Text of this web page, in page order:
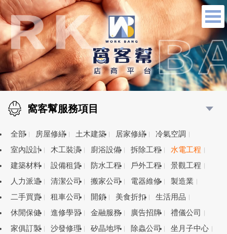
窩客幫服務項目
全部 房屋修繕 土木建築 居家修繕
冷氣空調
室內設計
木工裝潢 廚浴設備 拆除工程
水電工程
建築材料
設備租賃 防水工程 戶外工程
景觀工程
人力派遣
清潔公司 搬家公司 電器維修
製造業
二手買賣
租車公司 開鎖 美食折扣
生活用品
休閒保健
進修學習 金融服務 廣告招牌
禮儀公司
家俱訂製
沙發修理 矽晶地坪 除蟲公司
坐月子中心